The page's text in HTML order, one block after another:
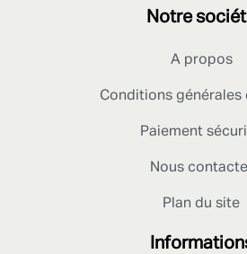
Notre
A propos
Conditions générales
Paiement
Nous
Plan du site